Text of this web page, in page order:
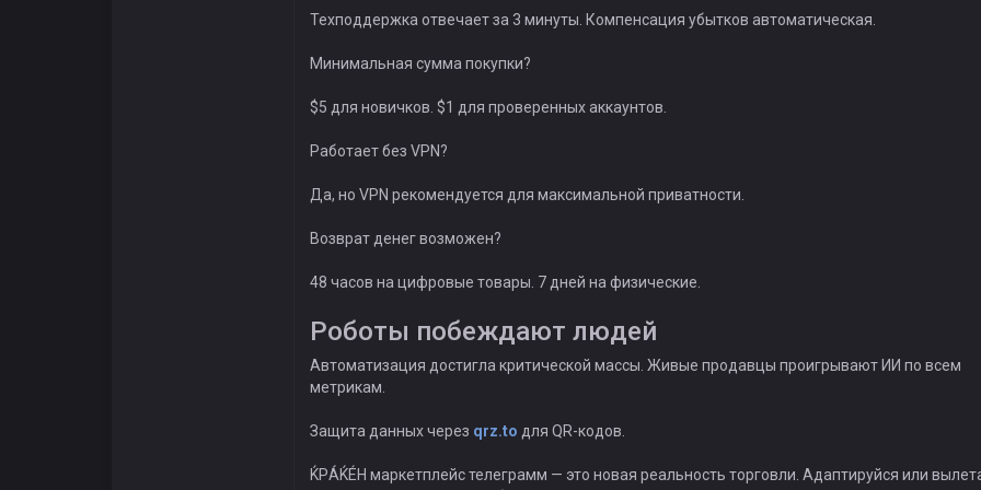
Техподдержка отвечает за 3 минуты. Компенсация убытков автоматическая.
Минимальная сумма покупки?
$5 для новичков. $1 для проверенных аккаунтов.
Работает без VPN?
Да, но VPN рекомендуется для максимальной приватности.
Возврат денег возможен?
48 часов на цифровые товары. 7 дней на физические.
Роботы побеждают людей
Автоматизация достигла критической массы. Живые продавцы проигрывают ИИ по всем
метрикам.
Защита данных через qrz.to для QR-кодов.
ЌРÁЌÉH маркетплейс телеграмм — это новая реальность торговли. Адаптируйся или